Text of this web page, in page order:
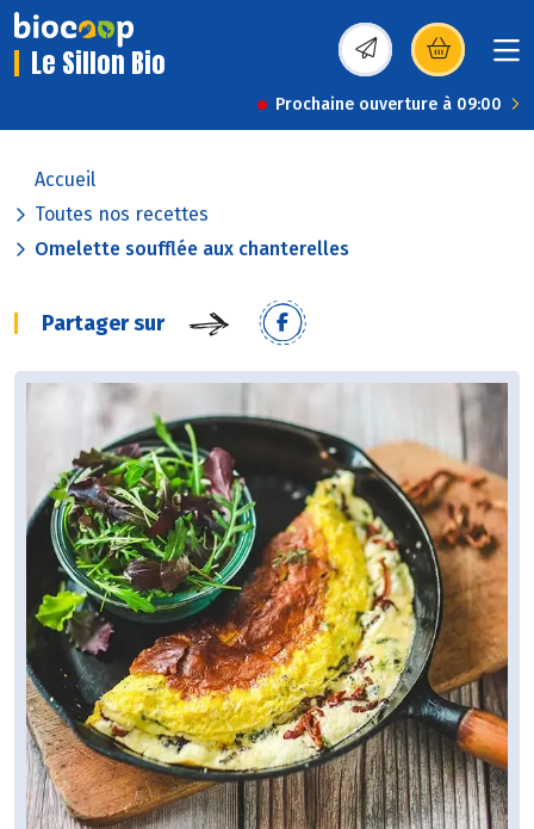
Le Sillon Bio (s’ouvre dans une
Prochaine ouverture à 09:00
Accueil
Toutes nos recettes
Omelette soufflée aux chanterelles
Partager sur